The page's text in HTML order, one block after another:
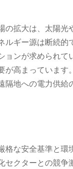
の拡大は、太陽
ルギー源は断続
ョンが求められ
が高まっていま
隔地への電力供給
格な安全基準と
セクターとの競争